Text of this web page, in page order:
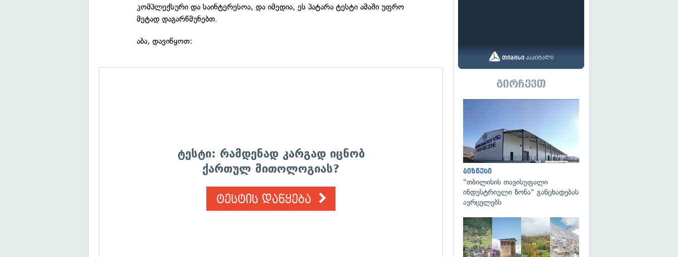
კომპლექსური და საინტერესოა, და იმედია, ეს პატარა ტესტი ამაში უფრო
მეტად დაგარწმუნებთ.
აბა, დავიწყოთ:
ტესტი: რამდენად კარგად იცნობ
ქართულ მითოლოგიას?
ტესტის დაწყება
გირჩევთ
ბიზნესი
"თბილისის თავისუფალი
ინდუსტრიული ზონა" განცხადებას
ავრცელებს